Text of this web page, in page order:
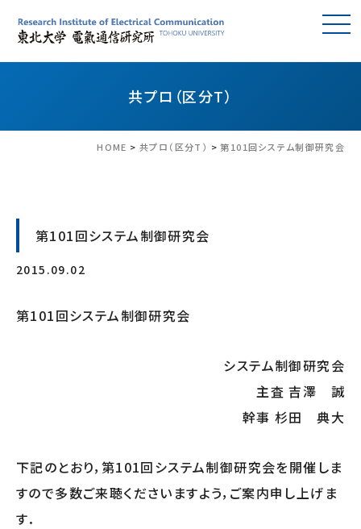
共プロ（区分T）
HOME > 共プロ（区分T） >第101回システム制御研究会
第101回システム制御研究会
2015.09.02
第101回システム制御研究会
システム制御研究会
主査 吉澤 誠
幹事 杉田 典大
下記のとおり，第101回システム制御研究会を開催しま
すので多数ご来聴くださいますよう，ご案内申し上げま
す．